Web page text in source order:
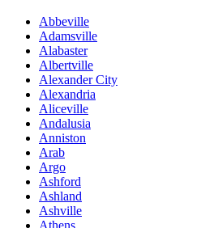
Abbeville
Adamsville
Alabaster
Albertville
Alexander City
Alexandria
Aliceville
Andalusia
Anniston
Arab
Argo
Ashford
Ashland
Ashville
Athens